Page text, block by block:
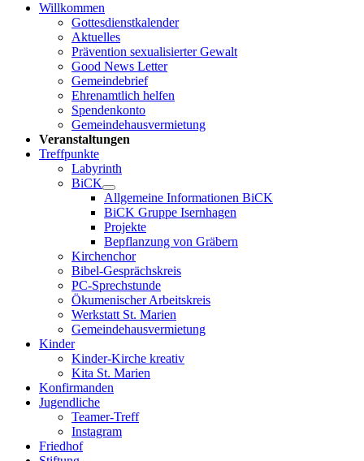
Willkommen
Gottesdienstkalender
Aktuelles
Prävention sexualisierter Gewalt
Good News Letter
Gemeindebrief
Ehrenamtlich helfen
Spendenkonto
Gemeindehausvermietung
Veranstaltungen
Treffpunkte
Labyrinth
BiCK
Allgemeine Informationen BiCK
BiCK Gruppe Isernhagen
Projekte
Bepflanzung von Gräbern
Kirchenchor
Bibel-Gesprächskreis
PC-Sprechstunde
Ökumenischer Arbeitskreis
Werkstatt St. Marien
Gemeindehausvermietung
Kinder
Kinder-Kirche kreativ
Kita St. Marien
Konfirmanden
Jugendliche
Teamer-Treff
Instagram
Friedhof